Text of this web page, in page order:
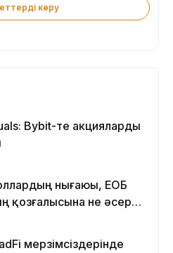
көру
Bybit-те акцияларды
нығаюы, ЕОБ
қозғалысына не әсер
мерзімсіздерінде